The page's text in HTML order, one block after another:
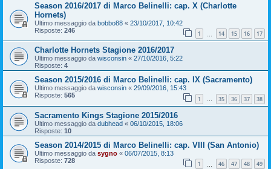
Season 2016/2017 di Marco Belinelli: cap. X (Charlotte
Hornets)
Ultimo messaggio da bobbo88 « 23/10/2017, 10:42
Risposte: 246 1 14 15 16 17
Charlotte Hornets Stagione 2016/2017
Ultimo messaggio da wisconsin « 27/10/2016, 5:22
Risposte: 4
Season 2015/2016 di Marco Belinelli: cap. IX (Sacramento)
Ultimo messaggio da wisconsin « 29/09/2016, 15:43
Risposte: 565 1 … 35 36 37 38
Sacramento Kings Stagione 2015/2016
Ultimo messaggio da dubhead « 06/10/2015, 18:06
Risposte: 10
Season 2014/2015 di Marco Belinelli: cap. VIII (San Antonio)
Ultimo messaggio da sygno « 06/07/2015, 8:13
Risposte: 728 1 46 47 48 49